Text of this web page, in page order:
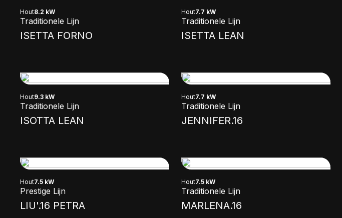
Hout8.2 kW
Traditionele Lijn
ISETTA FORNO
Hout7.7 kW
Traditionele Lijn
ISETTA LEAN
Hout9.3 kW
Traditionele Lijn
ISOTTA LEAN
Hout7.7 kW
Traditionele Lijn
JENNIFER.16
Hout7.5 kW
Prestige Lijn
LIU'.16 PETRA
Hout7.5 kW
Traditionele Lijn
MARLENA.16